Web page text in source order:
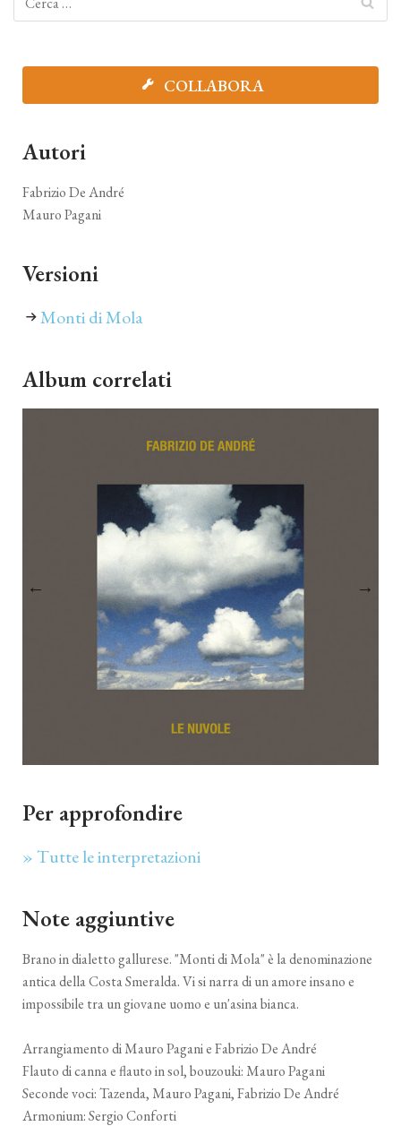
COLLABORA
Autori
Fabrizio De André
Mauro Pagani
Versioni
Monti di Mola
Album correlati
Per approfondire
» Tutte le interpretazioni
Note aggiuntive
Brano in dialetto gallurese. "Monti di Mola" è la denominazione
antica della Costa Smeralda. Vi si narra di un amore insano e
impossibile tra un giovane uomo e un'asina bianca.
Arrangiamento di Mauro Pagani e Fabrizio De André
Flauto di canna e flauto in sol, bouzouki: Mauro Pagani
Seconde voci: Tazenda, Mauro Pagani, Fabrizio De André
Armonium: Sergio Conforti